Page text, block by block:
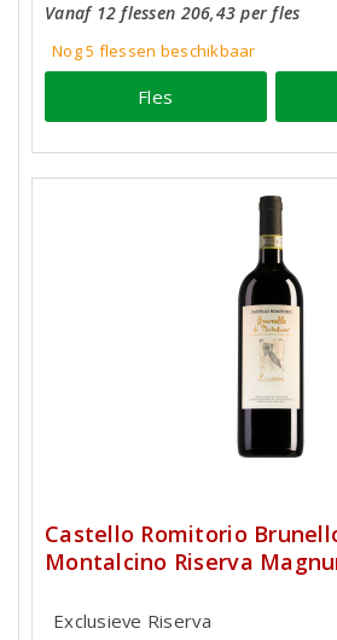
Vanaf 12 flessen 206,43 per fles
Nog 5 flessen beschikbaar
Fles
Castello Romitorio
Montalcino Riserva
Exclusieve Riserva